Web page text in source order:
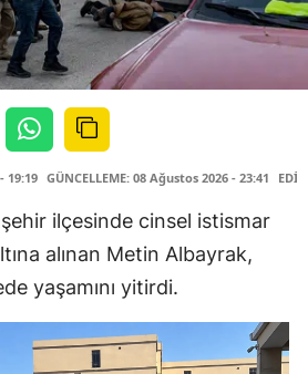
19:19 GÜNCELLEME: 08 Ağustos 2026 - 23:41
ilçesinde cinsel istismar
alınan Metin Albayrak,
yaşamını yitirdi.